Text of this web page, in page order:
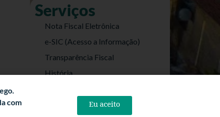
Serviços
Nota Fiscal Eletrônica
e-SIC (Acesso a Informação)
Transparência Fiscal
História
Politica de Privacidade
com
Eu aceito